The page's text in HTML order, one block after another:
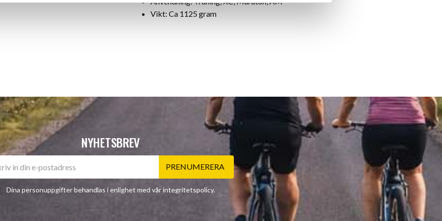
Vikt: Ca 1125 gram
NYHETSBREV
PRENUMERERA
Dina personuppgifter behandlas i enlighet med vårintegritetspolicy.